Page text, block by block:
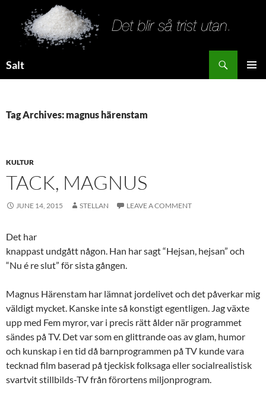
Salt
Tag Archives: magnus härenstam
KULTUR
TACK, MAGNUS
JUNE 14, 2015 STELLAN LEAVE A COMMENT
Det har
knappast undgått någon. Han har sagt “Hejsan, hejsan” och
“Nu é re slut” för sista gången.
Magnus Härenstam har lämnat jordelivet och det påverkar mig
väldigt mycket. Kanske inte så konstigt egentligen. Jag växte
upp med Fem myror, var i precis rätt ålder när programmet
sändes på TV. Det var som en glittrande oas av glam, humor
och kunskap i en tid då barnprogrammen på TV kunde vara
tecknad film baserad på tjeckisk folksaga eller socialrealistisk
svartvit stillbilds-TV från förortens miljonprogram.